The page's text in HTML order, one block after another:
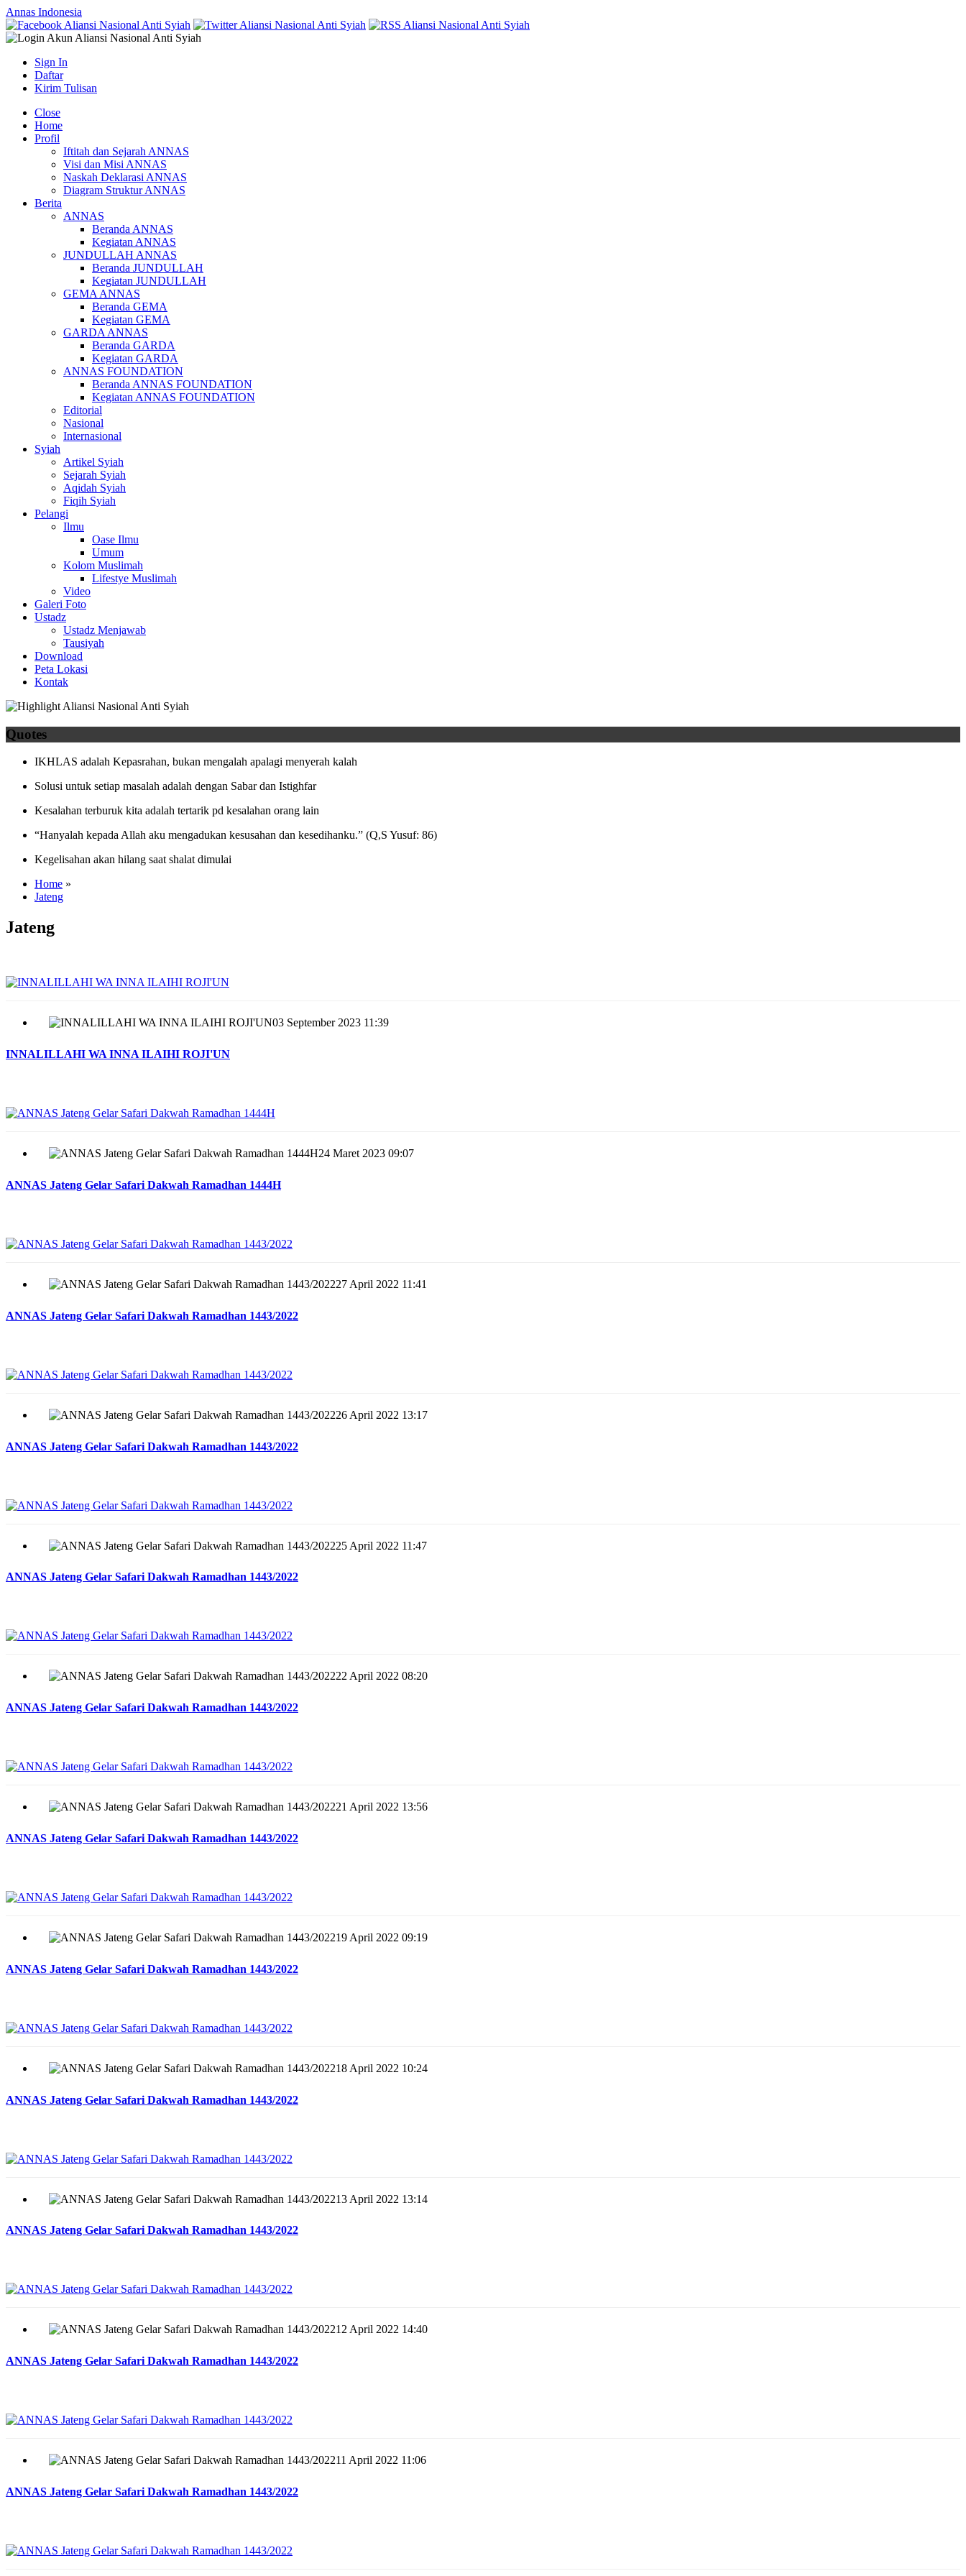
Annas Indonesia
Sign In
Daftar
Kirim Tulisan
Close
Home
Profil
Iftitah dan Sejarah ANNAS
Visi dan Misi ANNAS
Naskah Deklarasi ANNAS
Diagram Struktur ANNAS
Berita
ANNAS
Beranda ANNAS
Kegiatan ANNAS
JUNDULLAH ANNAS
Beranda JUNDULLAH
Kegiatan JUNDULLAH
GEMA ANNAS
Beranda GEMA
Kegiatan GEMA
GARDA ANNAS
Beranda GARDA
Kegiatan GARDA
ANNAS FOUNDATION
Beranda ANNAS FOUNDATION
Kegiatan ANNAS FOUNDATION
Editorial
Nasional
Internasional
Syiah
Artikel Syiah
Sejarah Syiah
Aqidah Syiah
Fiqih Syiah
Pelangi
Ilmu
Oase Ilmu
Umum
Kolom Muslimah
Lifestye Muslimah
Video
Galeri Foto
Ustadz
Ustadz Menjawab
Tausiyah
Download
Peta Lokasi
Kontak
Quotes
IKHLAS adalah Kepasrahan, bukan mengalah apalagi menyerah kalah
Solusi untuk setiap masalah adalah dengan Sabar dan Istighfar
Kesalahan terburuk kita adalah tertarik pd kesalahan orang lain
“Hanyalah kepada Allah aku mengadukan kesusahan dan kesedihanku.” (Q,S Yusuf: 86)
Kegelisahan akan hilang saat shalat dimulai
Home »
Jateng
Jateng
03 September 2023 11:39
INNALILLAHI WA INNA ILAIHI ROJI'UN
24 Maret 2023 09:07
ANNAS Jateng Gelar Safari Dakwah Ramadhan 1444H
27 April 2022 11:41
ANNAS Jateng Gelar Safari Dakwah Ramadhan 1443/2022
26 April 2022 13:17
ANNAS Jateng Gelar Safari Dakwah Ramadhan 1443/2022
25 April 2022 11:47
ANNAS Jateng Gelar Safari Dakwah Ramadhan 1443/2022
22 April 2022 08:20
ANNAS Jateng Gelar Safari Dakwah Ramadhan 1443/2022
21 April 2022 13:56
ANNAS Jateng Gelar Safari Dakwah Ramadhan 1443/2022
19 April 2022 09:19
ANNAS Jateng Gelar Safari Dakwah Ramadhan 1443/2022
18 April 2022 10:24
ANNAS Jateng Gelar Safari Dakwah Ramadhan 1443/2022
13 April 2022 13:14
ANNAS Jateng Gelar Safari Dakwah Ramadhan 1443/2022
12 April 2022 14:40
ANNAS Jateng Gelar Safari Dakwah Ramadhan 1443/2022
11 April 2022 11:06
ANNAS Jateng Gelar Safari Dakwah Ramadhan 1443/2022